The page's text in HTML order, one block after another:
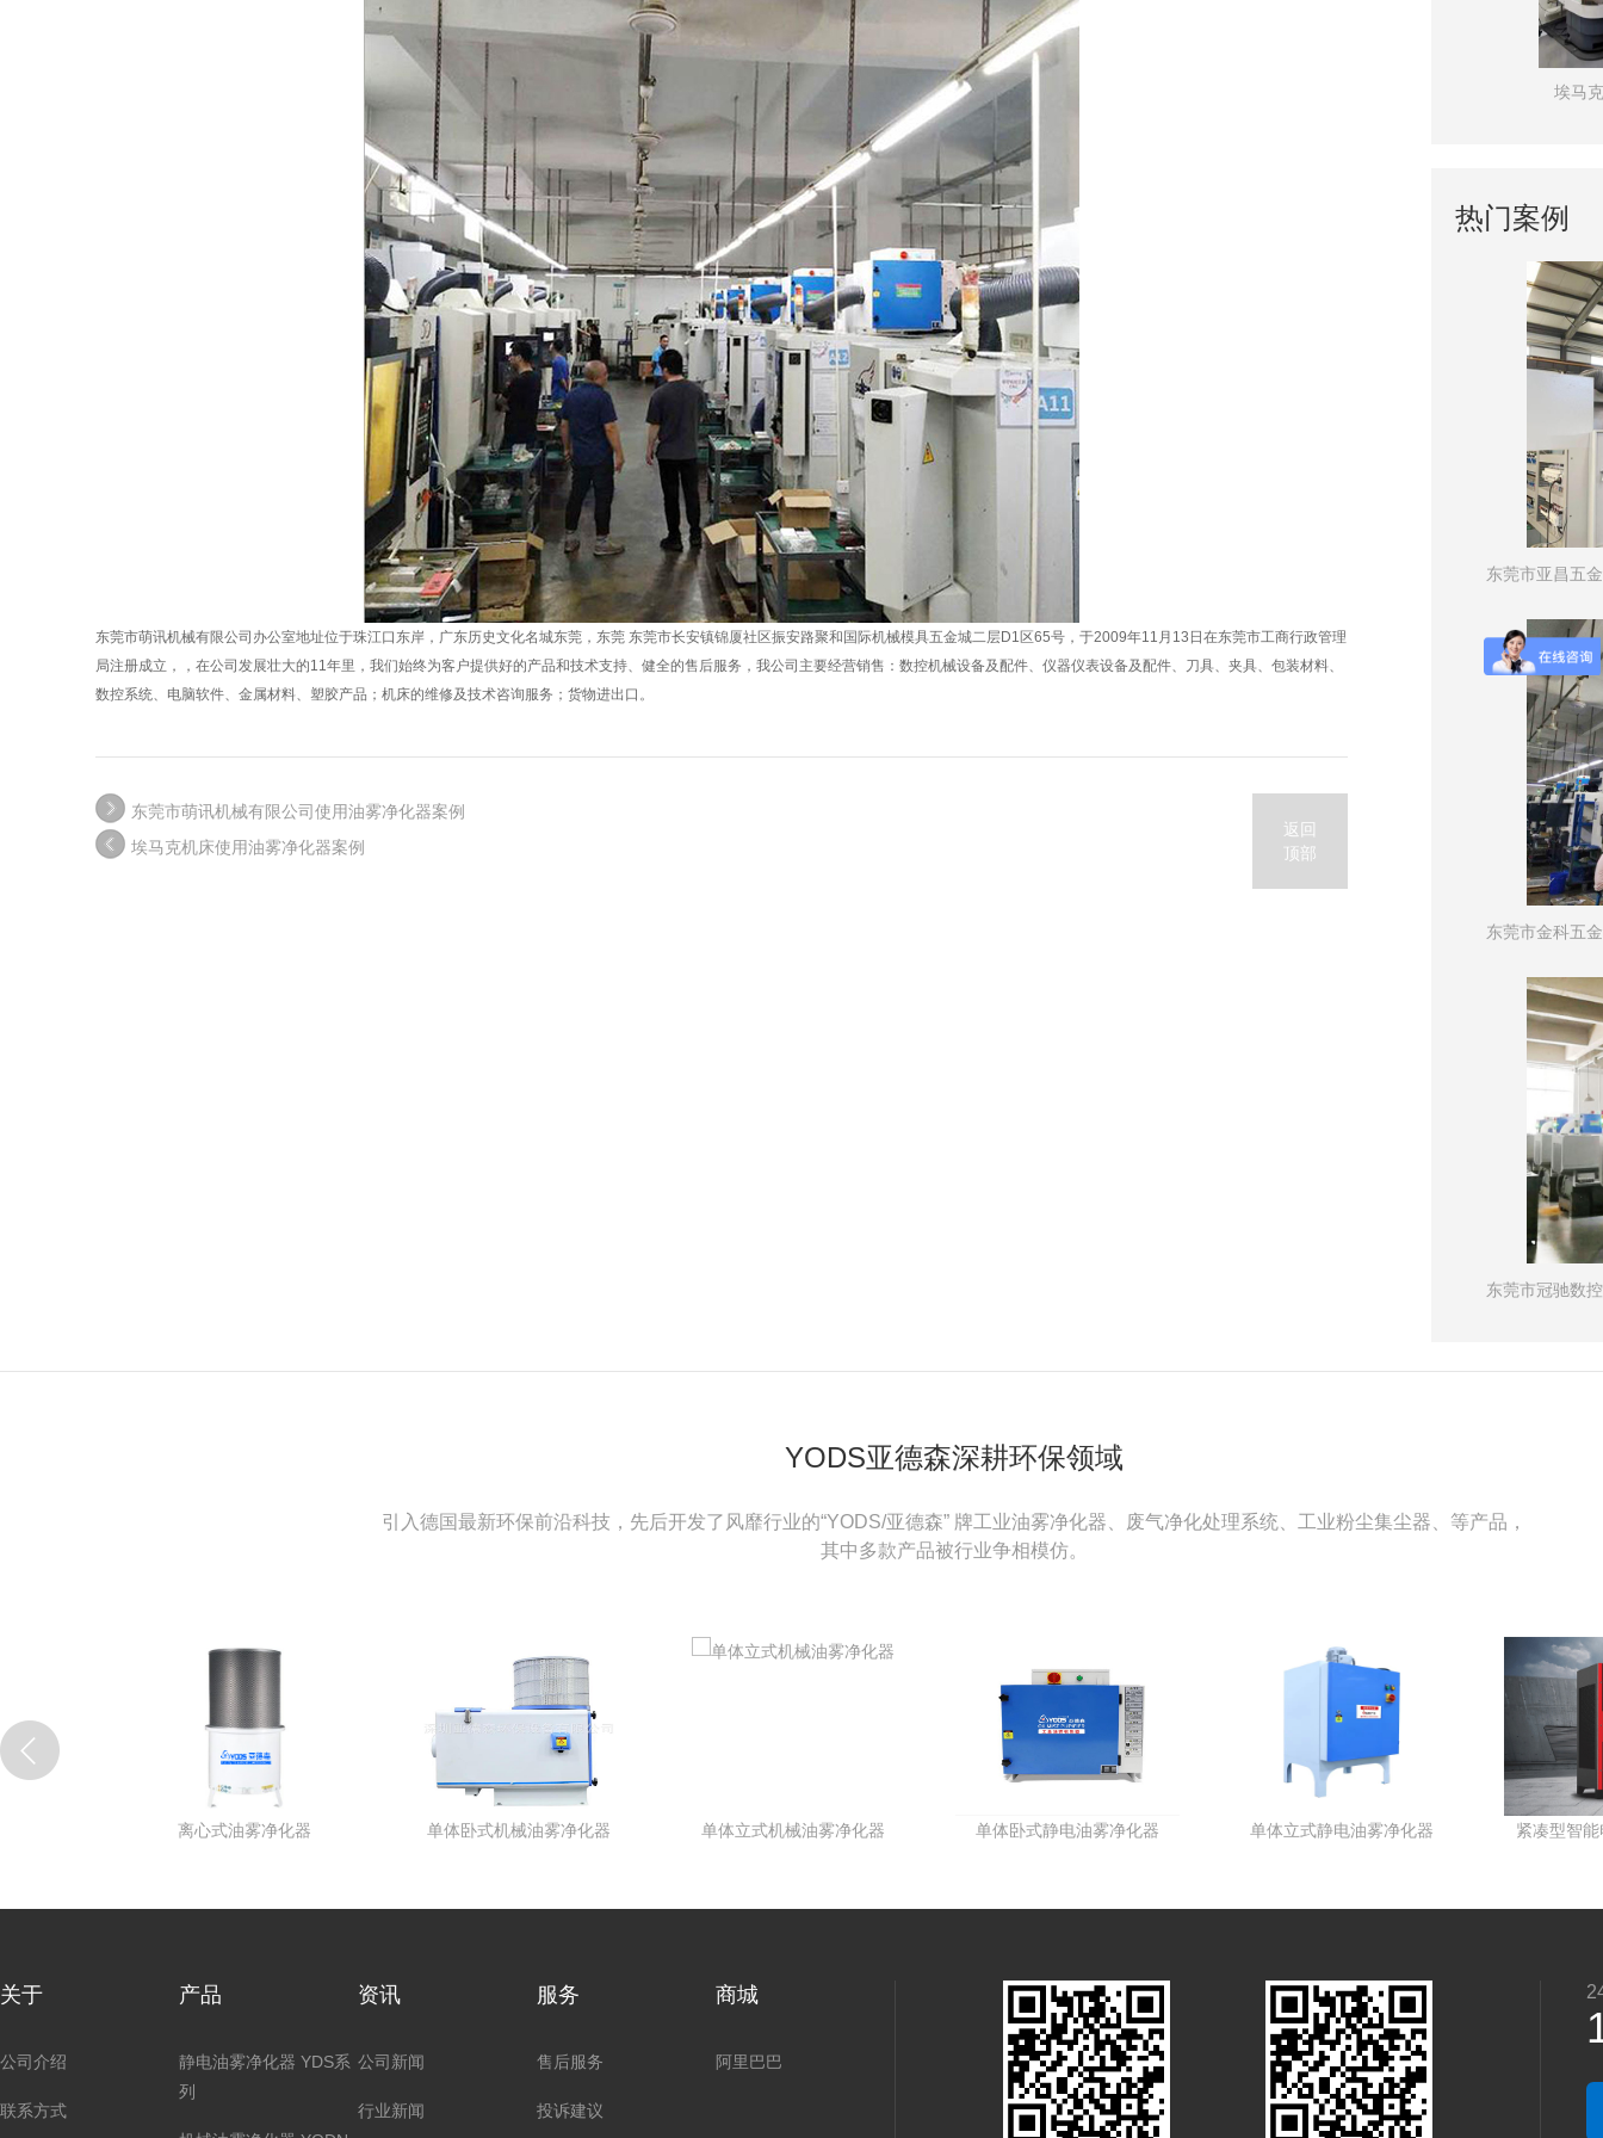
东莞市萌讯机械有限公司办公室地址位于珠江口东岸，广东历史文化名城东莞，东莞 东莞市长安镇锦厦社区振安路聚和国际机械模具五金城二层D1区65号，于2009年11月13日在东莞市工商行政管理
局注册成立，，在公司发展壮大的11年里，我们始终为客户提供好的产品和技术支持、健全的售后服务，我公司主要经营销售：数控机械设备及配件、仪器仪表设备及配件、刀具、夹具、包装材料、
数控系统、电脑软件、金属材料、塑胶产品；机床的维修及技术咨询服务；货物进出口。
东莞市萌讯机械有限公司使用油雾净化器案例
埃马克机床使用油雾净化器案例
返回
顶部
东莞市萌讯机械有限公司使用油雾净化器案例 海坤奕机械五金有限公司使用油雾净化器
热门案例
东莞市亚昌五
东莞市金科五
东莞市冠驰数
YODS亚德森深耕环保领域
引入德国最新环保前沿科技，先后开发了风靡行业的“YODS/亚德森” 牌工业油雾净化器、废气净化处理系统、工业粉尘集尘器、等产品，
其中多款产品被行业争相模仿。
单体立式机械油雾净化器 单体卧式静电油雾净化器 单体立式静电油雾净化器 紧凑型智能电子油雾净化器 标准型智能电子油雾净化器
关于
公司介绍
联系方式
产品
静电油雾净化器 YDS系
列
资讯
公司新闻
行业新闻
服务
售后服务
投诉建议
商城
阿里巴巴